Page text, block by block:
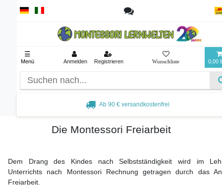
☰
Menü Anmelden Registrieren 0,00
Ab 90 € versandkostenfrei
Die Montessori Freiarbeit
Dem Drang des Kindes nach Selbstständigkeit wird im
Unterrichts nach Montessori Rechnung getragen durch das
Freiarbeit.